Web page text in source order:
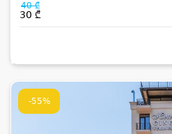
40 ₾
30 ₾
-55%